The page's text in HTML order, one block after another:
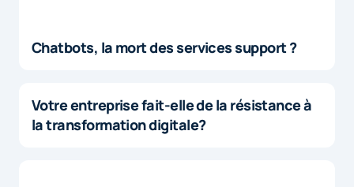
Chatbots, la mort des services support ?
Votre entreprise fait-elle de la résistance à
la transformation digitale?